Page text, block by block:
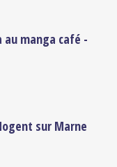
au manga café -
sur Marne